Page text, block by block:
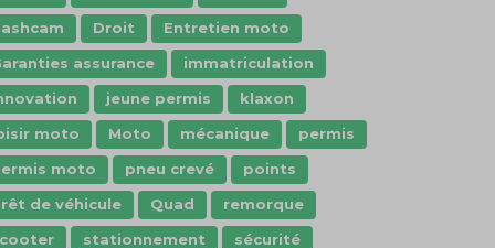
Droit
Entretien moto
assurance
immatriculation
jeune permis
klaxon
moto
Moto mécanique
permis
moto
pneu crevé
points
de véhicule
Quad
remorque
stationnement
sécurité